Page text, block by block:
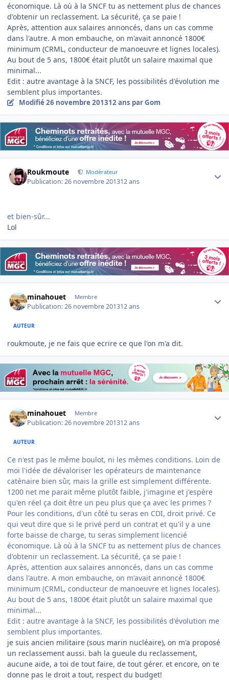
économique. Là où à la SNCF tu as nettement plus de chances
d'obtenir un reclassement. La sécurité, ça se paie !
Après, attention aux salaires annoncés, dans un cas comme
dans l'autre. A mon embauche, on m'avait annoncé 1800€
minimum (CRML, conducteur de manoeuvre et lignes locales).
Au bout de 5 ans, 1800€ était plutôt un salaire maximal que
minimal...
Edit : autre avantage à la SNCF, les possibilités d'évolution me
semblent plus importantes.
Modifié26 novembre 201312 ans par Gom
Roukmoute Modérateur
Publication:26 novembre 201312 ans
et bien-sûr...
Lol
minahouet Membre
Publication:26 novembre 201312 ans
AUTEUR
roukmoute, je ne fais que ecrire ce que l'on m'a dit.
minahouet Membre
Publication:26 novembre 201312 ans
AUTEUR
Ce n'est pas le même boulot, ni les mêmes conditions. Loin de
moi l'idée de dévaloriser les opérateurs de maintenance
caténaire bien sûr, mais la grille est simplement différente.
1200 net me parait même plutôt faible, j'imagine et j'espère
qu'en réel ça doit être un peu plus que ça avec les primes ?
Pour les conditions, d'un côté tu seras en CDI, droit privé. Ce
qui veut dire que si le privé perd un contrat et qu'il y a une
forte baisse de charge, tu seras simplement licencié
économique. Là où à la SNCF tu as nettement plus de chances
d'obtenir un reclassement. La sécurité, ça se paie !
Après, attention aux salaires annoncés, dans un cas comme
dans l'autre. A mon embauche, on m'avait annoncé 1800€
minimum (CRML, conducteur de manoeuvre et lignes locales).
Au bout de 5 ans, 1800€ était plutôt un salaire maximal que
minimal...
Edit : autre avantage à la SNCF, les possibilités d'évolution me
semblent plus importantes.
je suis ancien militaire (sous marin nucléaire), on m'a proposé
un reclassement aussi. bah la gueule du reclassement,
aucune aide, a toi de tout faire, de tout gérer. et encore, on te
donne pas le droit a tout, respect du budget!